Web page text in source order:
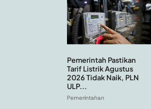
Pemerintah Pastikan
Tarif Listrik Agustus
2026 Tidak Naik, PLN
ULP...
Pemerintahan